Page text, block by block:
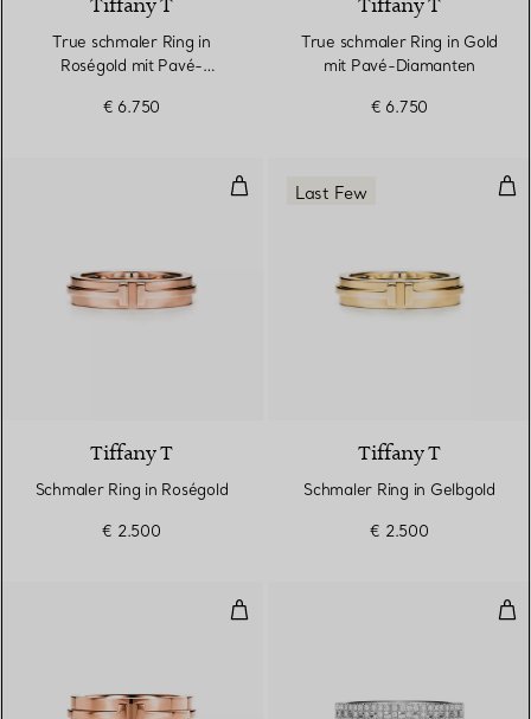
Tiffany T
True schmaler Ring in
Roségold mit Pavé-
€ 6.750
Tiffany T
True schmaler Ring in Gold
mit Pavé-Diamanten
€ 6.750
Schmaler Ring in Roségold
Tiffany T
Schmaler Ring in Roségold
€ 2.500
Last Few
Tiffany T
Schmaler Ring in Gelbgold
€ 2.500
Breiter Ring in Roségold